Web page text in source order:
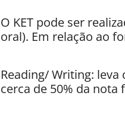
O KET pode ser
oral). Em relação ao
Reading/ Writing:
cerca de 50% da nota